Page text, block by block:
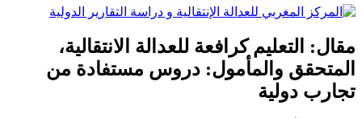
التعليم كرافعة للعدالة الانتقالية،
والمأمول: دروس مستفادة من
دولية